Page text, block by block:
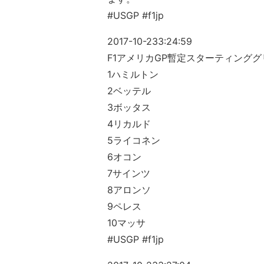
#USGP #f1jp
2017-10-233:24:59
F1アメリカGP暫定スターティング
1ハミルトン
2ベッテル
3ボッタス
4リカルド
5ライコネン
6オコン
7サインツ
8アロンソ
9ペレス
10マッサ
#USGP #f1jp